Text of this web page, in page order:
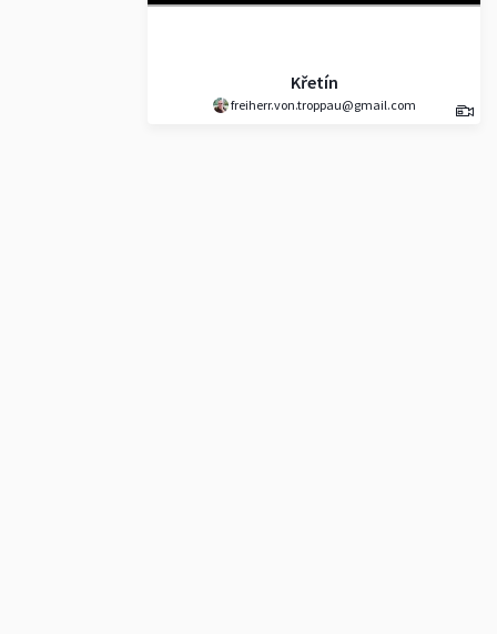
Křetín
freiherr.von.troppau@gmail.com